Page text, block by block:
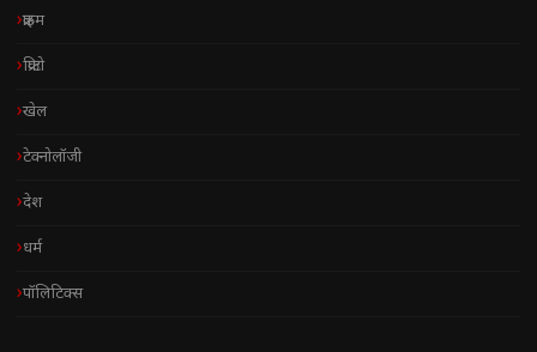
क्राइम
क्रिप्टो
खेल
टेक्नोलॉजी
देश
धर्म
पॉलिटिक्स